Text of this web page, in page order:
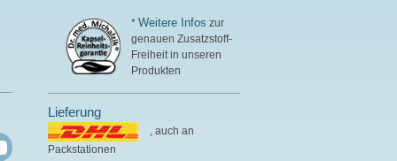
*Weitere Infos zur
genauen Zusatzstoff-
Freiheit in unseren
Produkten
Lieferung
, auch an
Packstationen